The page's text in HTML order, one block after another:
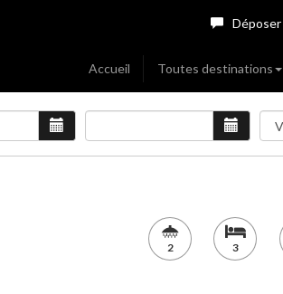
Accueil Toutes destinations
2 3